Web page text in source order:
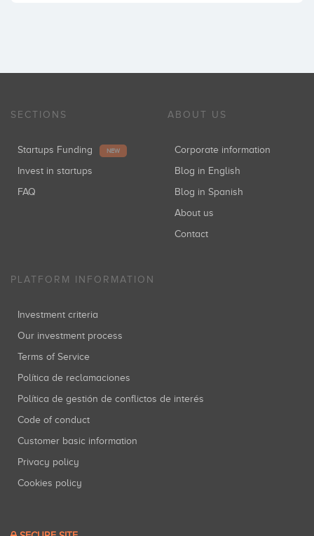
SECTIONS
Startups Funding NEW
Invest in startups
FAQ
ABOUT US
Corporate information
Blog in English
Blog in Spanish
About us
Contact
PLATFORM INFORMATION
Investment criteria
Our investment process
Terms of Service
Política de reclamaciones
Política de gestión de conflictos de interés
Code of conduct
Customer basic information
Privacy policy
Cookies policy